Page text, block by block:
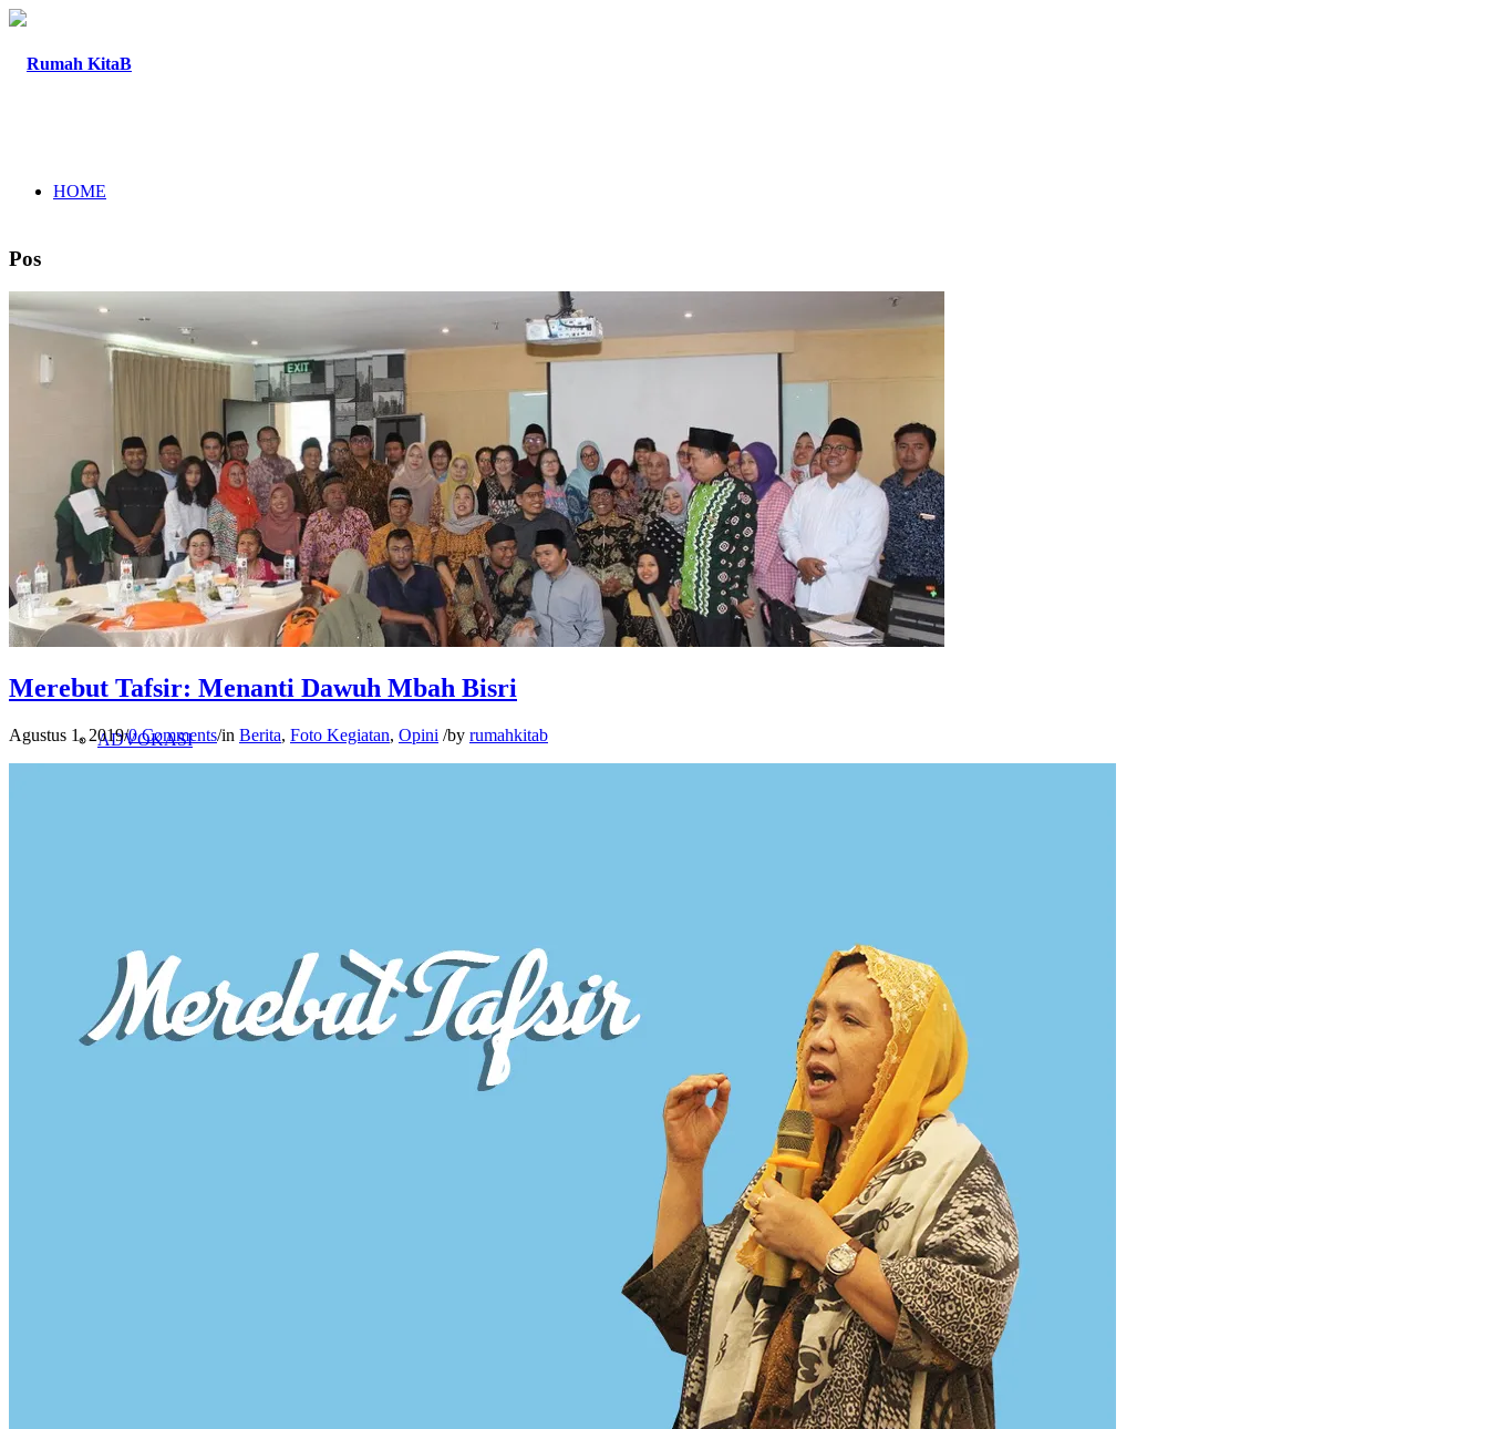
HOME
TENTANG
PENELITIAN
PENDIDIKAN KRITIS
ADVOKASI
PETA WILAYAH KERJA
Pos
Merebut Tafsir: Menanti Dawuh Mbah Bisri
Agustus 1, 2019/0 Comments/in Berita, Foto Kegiatan, Opini /by rumahkitab